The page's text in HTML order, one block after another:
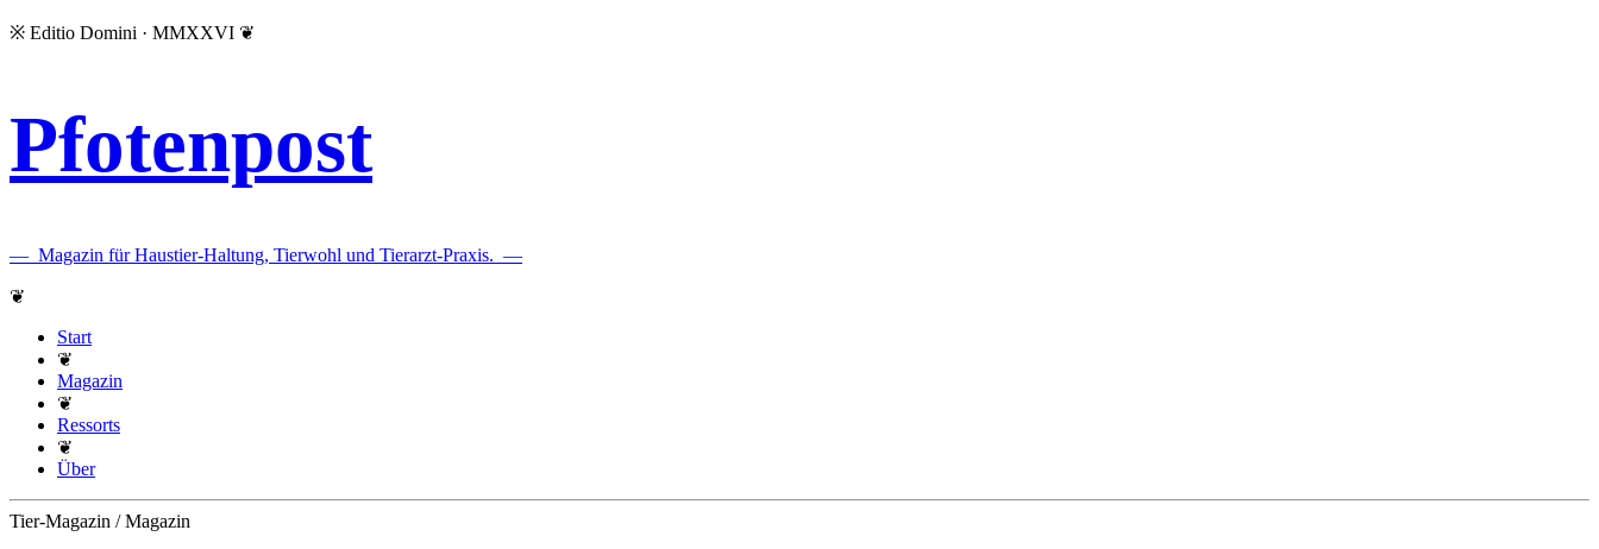
※ Editio Domini · MMXXVI ❦
Pfotenpost
— Magazin für Haustier-Haltung, Tierwohl und Tierarzt-Praxis. —
❦
Start
❦
Magazin
❦
Ressorts
❦
Über
Tier-Magazin / Magazin